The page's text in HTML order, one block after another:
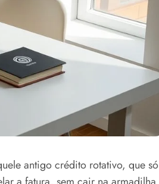
antigo crédito rotativo, que só